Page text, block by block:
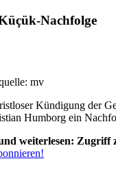
Nachfolge
mv
Kündigung der
Humborg ein
weiterlesen: Zugriff